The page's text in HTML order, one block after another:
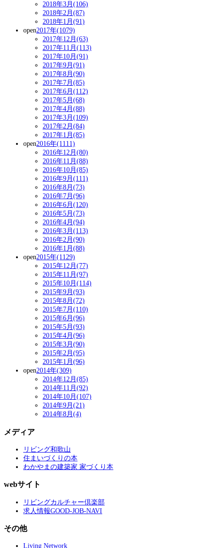
2018年3月(106)
2018年2月(87)
2018年1月(91)
open2017年(1079)
2017年12月(63)
2017年11月(113)
2017年10月(91)
2017年9月(91)
2017年8月(90)
2017年7月(85)
2017年6月(112)
2017年5月(68)
2017年4月(88)
2017年3月(109)
2017年2月(84)
2017年1月(85)
open2016年(1111)
2016年12月(80)
2016年11月(88)
2016年10月(85)
2016年9月(111)
2016年8月(73)
2016年7月(96)
2016年6月(120)
2016年5月(73)
2016年4月(94)
2016年3月(113)
2016年2月(90)
2016年1月(88)
open2015年(1129)
2015年12月(77)
2015年11月(97)
2015年10月(114)
2015年9月(93)
2015年8月(72)
2015年7月(110)
2015年6月(96)
2015年5月(93)
2015年4月(96)
2015年3月(90)
2015年2月(95)
2015年1月(96)
open2014年(309)
2014年12月(85)
2014年11月(92)
2014年10月(107)
2014年9月(21)
2014年8月(4)
メディア
リビング和歌山
住まいづくりの本
わかやまの建築家 家づくり本
webサイト
リビングカルチャー倶楽部
求人情報GOOD-JOB-NAVI
その他
Living Network